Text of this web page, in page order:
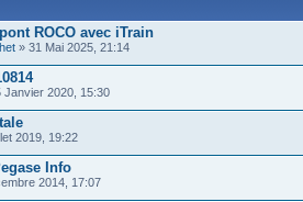
ROCO avec iTrain
» 31 Mai 2025, 21:14
Janvier 2020, 15:30
2019, 19:22
Info
2014, 17:07